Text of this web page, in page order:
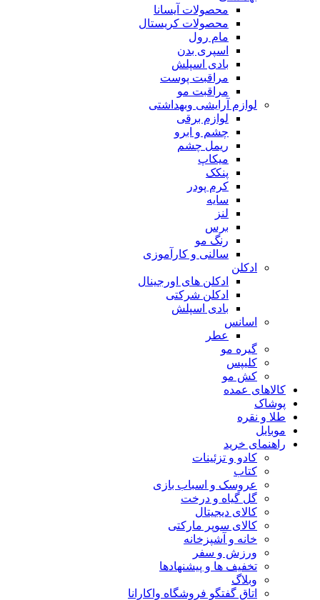
محصولات آیسانا
محصولات کریستال
مام رول
اسپری بدن
بادی اسپلش
مراقبت پوست
مراقبت مو
لوازم آرایشی وبهداشتی
لوازم برقی
چشم و ابرو
ریمل چشم
میکاپ
پنکک
کرم پودر
سایه
لنز
برس
رنگ مو
سالنی و کارآموزی
ادکلن
ادکلن های اورجینال
ادکلن شرکتی
بادی اسپلش
اسانس
عطر
گیره مو
کلیپس
کش مو
کالاهای عمده
پوشاک
طلا و نقره
موبایل
راهنمای خرید
کادو و تزئینات
کتاب
عروسک و اسباب بازی
گل گیاه و درخت
کالای دیجیتال
کالای سوپر مارکتی
خانه و آشپزخانه
ورزش و سفر
تخفیف ها و پیشنهادها
وبلاگ
اتاق گفتگو فروشگاه واکارانا